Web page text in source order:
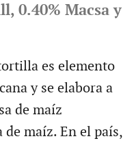
0.40% Macsa y
es elemento
y se elabora a
de maíz
maíz. En el país,